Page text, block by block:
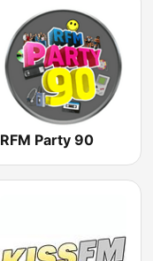
RFM Party 90